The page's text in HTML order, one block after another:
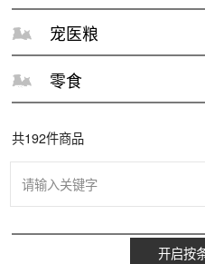
宠医粮
零食
共192件商品
开启按